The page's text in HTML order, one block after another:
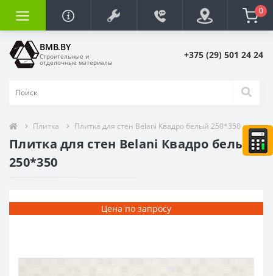
0
BMB.BY
Строительные и
отделочные материалы
+375 (29) 501 24 24
Плитка Плитка для стен Belani Квадро белый 250*350
Плитка для стен Belani Квадро белый
250*350
Цена по запросу